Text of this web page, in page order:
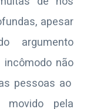
apesar
argumento
não
pessoas ao
pela